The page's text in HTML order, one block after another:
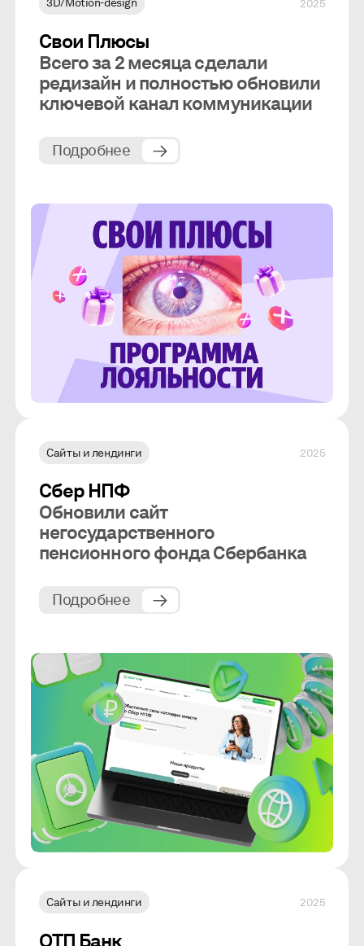
2025
Свои Плюсы
Всего за 2 месяца сделали
редизайн и полностью обновили
ключевой канал коммуникации
Подробнее
Сайты и лендинги 2025
Сбер НПФ
Обновили сайт
негосударственного
пенсионного фонда Сбербанка
Подробнее
Сайты и лендинги 2025
ОТП Банк